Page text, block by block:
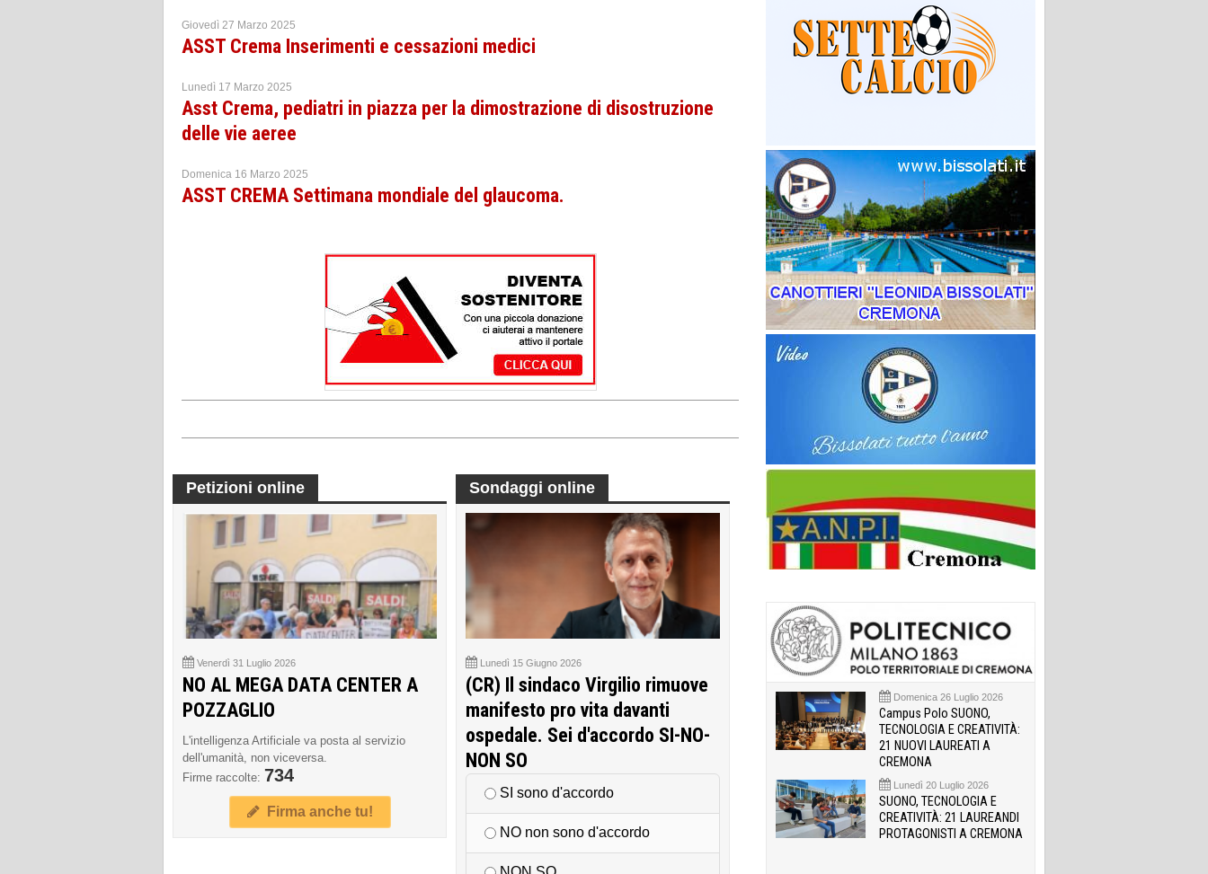
Giovedì 27 Marzo 2025
ASST Crema Inserimenti e cessazioni medici
Lunedì 17 Marzo 2025
Asst Crema, pediatri in piazza per la dimostrazione di disostruzione
delle vie aeree
Domenica 16 Marzo 2025
ASST CREMA Settimana mondiale del glaucoma.
Petizioni online
Venerdì 31 Luglio 2026
NO AL MEGA DATA CENTER A
POZZAGLIO
L'intelligenza Artificiale va posta al servizio
dell'umanità, non viceversa.
Firme raccolte: 734
Firma anche tu!
Sondaggi online
Lunedì 15 Giugno 2026
(CR) Il sindaco Virgilio rimuove
manifesto pro vita davanti
ospedale. Sei d'accordo SI-NO-
NON SO
SI sono d'accordo
NO non sono d'accordo
Domenica 26 Luglio 2026
Campus Polo SUONO,
TECNOLOGIA E CREATIVITÀ:
21 NUOVI LAUREATI A
CREMONA
Lunedì 20 Luglio 2026
SUONO, TECNOLOGIA E
CREATIVITÀ: 21 LAUREANDI
PROTAGONISTI A CREMONA